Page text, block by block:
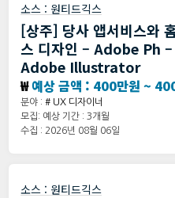
소스 : 원티드긱스
[상주] 당사 앱서비스와
스 디자인 – Adobe Ph
Adobe Illustrator
₩예상 금액 : 400만원 ~
분야 : # UX 디자이너
모집: 예상 기간 : 3개월
수집 : 2026년 08월 06일
소스 : 원티드긱스